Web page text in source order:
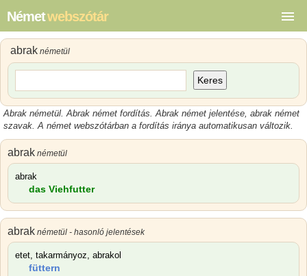
Németwebszótár
abrak németül
Keres
Abrak németül. Abrak német fordítás. Abrak német jelentése, abrak német
szavak. A német webszótárban a fordítás iránya automatikusan változik.
abrak németül
abrak
das Viehfutter
abrak németül - hasonló jelentések
etet, takarmányoz, abrakol
füttern